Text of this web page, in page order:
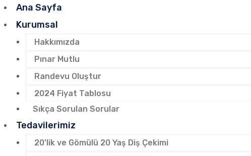
Ana Sayfa
Kurumsal
Hakkımızda
Pınar Mutlu
Randevu Oluştur
2024 Fiyat Tablosu
Sıkça Sorulan Sorular
Tedavilerimiz
20’lik ve Gömülü 20 Yaş Diş Çekimi